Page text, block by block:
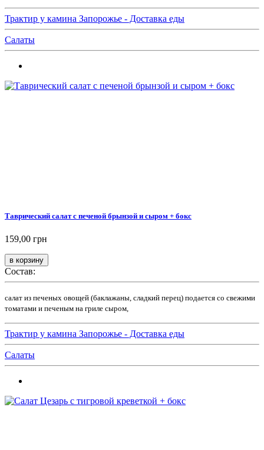
Трактир у камина Запорожье - Доставка еды
Салаты
Таврический салат с печеной брынзой и сыром + бокс
159,00 грн
Состав:
салат из печеных овощей (баклажаны, сладкий перец) подается со свежими
томатами и печеным на гриле сыром,
Трактир у камина Запорожье - Доставка еды
Салаты